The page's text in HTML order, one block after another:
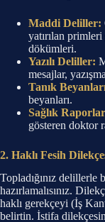
Maddi Deliller:
yatırılan
dökümleri.
Yazılı Deliller:
mesajlar,
Tanık
beyanları.
Sağlık
gösteren doktor
2. Haklı Fesih
Topladığınız delillerle
hazırlamalısınız.
haklı gerekçeyi (İş
belirtin. İstifa